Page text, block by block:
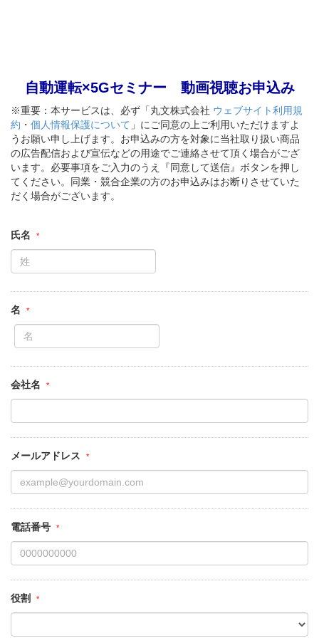
自動運転×5Gセミナー 動画視聴お申込み
※重要：本サービスは、必ず「丸文株式会社 ウェブサイト利用規
約 ・ 個人情報保護について 」にご同意の上ご利用いただけますよ
うお願い申し上げます。お申込みの方を対象に当社取り扱い商品
の広告配信および宣伝などの用途でご連絡させて頂く場合がござ
います。必要事項をご入力のうえ『同意して送信』ボタンを押し
てください。同業・競合企業の方のお申込みはお断りさせていた
だく場合がございます。
氏名
名
会社名
メールアドレス
電話番号
役割